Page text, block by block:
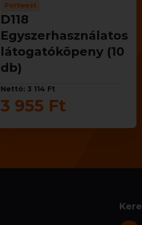
Portwest
D118
Egyszerhasználatos
látogatóköpeny (10
db)
Nettó: 3 114 Ft
3 955 Ft